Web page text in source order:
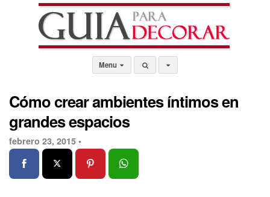
Menu
Cómo crear ambientes íntimos en
grandes espacios
febrero 23, 2015 •